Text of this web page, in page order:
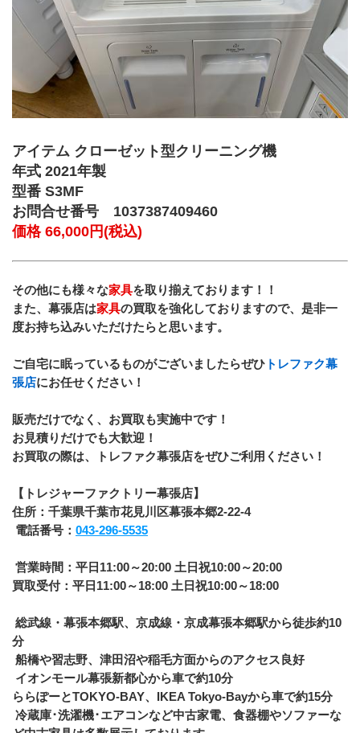
アイテム クローゼット型クリーニング機
年式 2021年製
型番 S3MF
お問合せ番号 1037387409460
価格 66,000円(税込)
その他にも様々な家具を取り揃えております！！
また、幕張店は家具の買取を強化しておりますので、是非一
度お持ち込みいただけたらと思います。
ご自宅に眠っているものがございましたらぜひ トレファク幕
張店にお任せください！
販売だけでなく、お買取も実施中です！
お見積りだけでも大歓迎！
お買取の際は、トレファク幕張店をぜひご利用ください！
【トレジャーファクトリー幕張店】
住所：千葉県千葉市花見川区幕張本郷2-22-4
電話番号： 043-296-5535
営業時間：平日11:00～20:00 土日祝10:00～20:00
買取受付：平日11:00～18:00 土日祝10:00～18:00
分
船橋や習志野、津田沼や稲毛方面からのアクセス良好
イオンモール幕張新都心から車で約10分
ららぽーとTOKYO-BAY、IKEA Tokyo-Bayから車で約15分